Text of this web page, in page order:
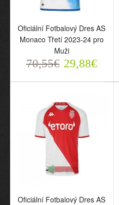
AS Monaco Třetí 2023-24
pro Muži
70,55€ 29,88€
Oficiální Fotbalový Dres AS
Monaco Třetí 2023-24 pro
Muži
70,55€ 29,88€
Oficiální Fotbalový Dres AS